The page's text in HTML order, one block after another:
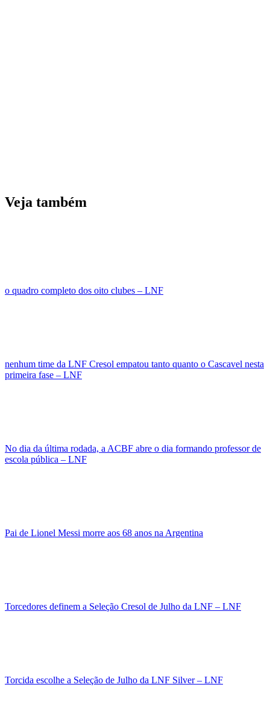
Veja também
o quadro completo dos oito clubes – LNF
nenhum time da LNF Cresol empatou tanto quanto o Cascavel nesta
primeira fase – LNF
No dia da última rodada, a ACBF abre o dia formando professor de
escola pública – LNF
Pai de Lionel Messi morre aos 68 anos na Argentina
Torcedores definem a Seleção Cresol de Julho da LNF – LNF
Torcida escolhe a Seleção de Julho da LNF Silver – LNF